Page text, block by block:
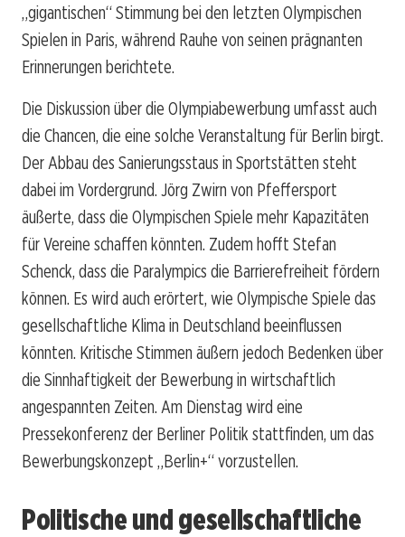
„gigantischen“ Stimmung bei den letzten Olympischen
Spielen in Paris, während Rauhe von seinen prägnanten
Erinnerungen berichtete.
Die Diskussion über die Olympiabewerbung umfasst auch
die Chancen, die eine solche Veranstaltung für Berlin birgt.
Der Abbau des Sanierungsstaus in Sportstätten steht
dabei im Vordergrund. Jörg Zwirn von Pfeffersport
äußerte, dass die Olympischen Spiele mehr Kapazitäten
für Vereine schaffen könnten. Zudem hofft Stefan
Schenck, dass die Paralympics die Barrierefreiheit fördern
können. Es wird auch erörtert, wie Olympische Spiele das
gesellschaftliche Klima in Deutschland beeinflussen
könnten. Kritische Stimmen äußern jedoch Bedenken über
die Sinnhaftigkeit der Bewerbung in wirtschaftlich
angespannten Zeiten. Am Dienstag wird eine
Pressekonferenz der Berliner Politik stattfinden, um das
Bewerbungskonzept „Berlin+“ vorzustellen.
Politische und gesellschaftliche